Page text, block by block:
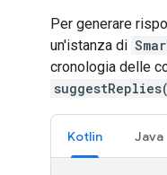
Per generare
un'istanza di
cronologia delle
Kotlin Java